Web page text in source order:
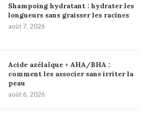
Shampoing hydratant : hydrater les
longueurs sans graisser les racines
août 7, 2026
Acide azélaïque + AHA/BHA :
comment les associer sans irriter la
peau
août 6, 2026